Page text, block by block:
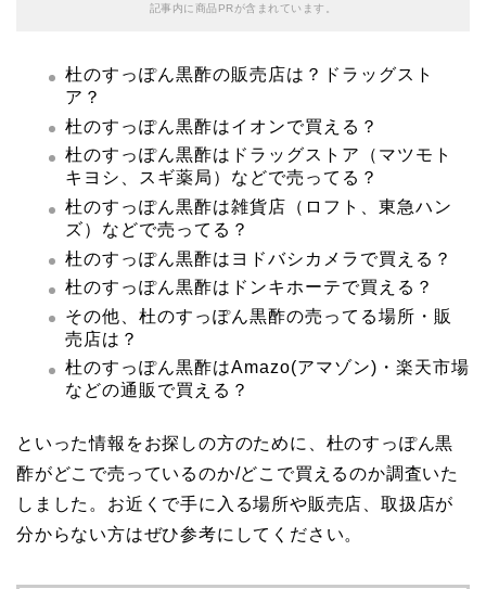
記事内に商品PRが含まれています。
杜のすっぽん黒酢の販売店は？ドラッグスト
ア？
杜のすっぽん黒酢はイオンで買える？
杜のすっぽん黒酢はドラッグストア（マツモト
キヨシ、スギ薬局）などで売ってる？
杜のすっぽん黒酢は雑貨店（ロフト、東急ハン
ズ）などで売ってる？
杜のすっぽん黒酢はヨドバシカメラで買える？
杜のすっぽん黒酢はドンキホーテで買える？
その他、杜のすっぽん黒酢の売ってる場所・販
売店は？
杜のすっぽん黒酢はAmazo(アマゾン)・楽天市場
などの通販で買える？
といった情報をお探しの方のために、杜のすっぽん黒
酢がどこで売っているのか/どこで買えるのか調査いた
しました。お近くで手に入る場所や販売店、取扱店が
分からない方はぜひ参考にしてください。